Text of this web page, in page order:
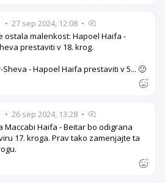
• 27 sep 2024, 12:08 •
ostala malenkost: Hapoel Haifa -
prestaviti v 18. krog.
- Hapoel Haifa prestaviti v 5... 🙂
• 26 sep 2024, 13:28 •
Maccabi Haifa - Beitar bo odigrana
17. kroga. Prav tako zamenjajte ta